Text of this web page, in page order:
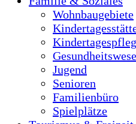
Wohnbaugebiete
Jugend
Senioren
Familienbüro
Spielplätze